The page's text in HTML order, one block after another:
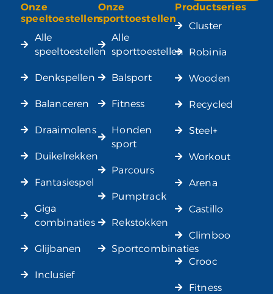
Alternative:
Onze
speeltoestellen
Alle
speeltoestellen
Denkspellen
Balanceren
Draaimolens
Duikelrekken
Fantasiespel
Giga
combinaties
Glijbanen
Inclusief
Onze
sporttoestellen
Alle
sporttoestellen
Balsport
Fitness
Honden
sport
Parcours
Pumptrack
Rekstokken
Sportcombinaties
Productseries
Cluster
Robinia
Wooden
Recycled
Steel+
Workout
Arena
Castillo
Climboo
Crooc
Fitness